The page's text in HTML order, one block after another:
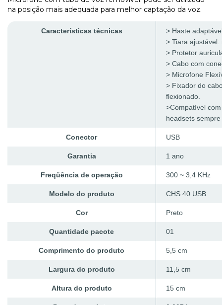
na posição mais adequada para melhor captação da voz.
Características técnicas
> Haste
> Tiara
> Protetor
> Cabo com
> Microfone
> Fixador do
flexionado.
>Compatível
headsets
Conector USB
Garantia 1 ano
Freqüência de operação 300 ~ 3,4 KHz
Modelo do produto CHS 40 USB
Cor Preto
Quantidade pacote 01
Comprimento do produto 5,5 cm
Largura do produto 11,5 cm
Altura do produto 15 cm